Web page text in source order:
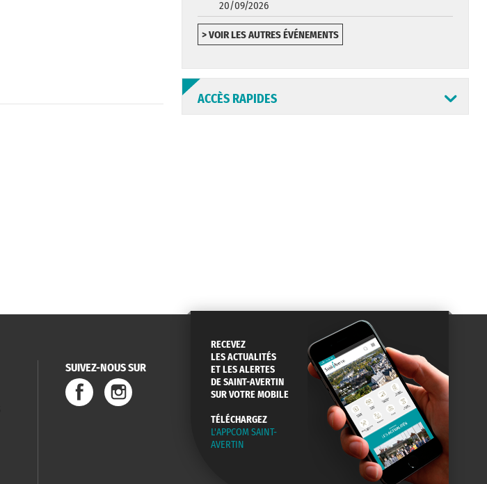
20/09/2026
> VOIR LES AUTRES ÉVÉNEMENTS
ACCÈS RAPIDES
AGENDA
DES SORTIES
URBANISME PISCINE
DÉCHETS
ET COLLECTES
SUIVEZ-NOUS SUR
RECEVEZ
LES ACTUALITÉS
ET LES ALERTES
DE SAINT-AVERTIN
SUR VOTRE MOBILE
TÉLÉCHARGEZ
L'APPCOM SAINT-
AVERTIN